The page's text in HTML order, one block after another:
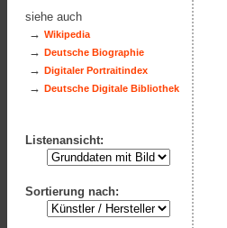
siehe auch
→ Wikipedia
→ Deutsche Biographie
→ Digitaler Portraitindex
→ Deutsche Digitale Bibliothek
Listenansicht:
Sortierung nach: